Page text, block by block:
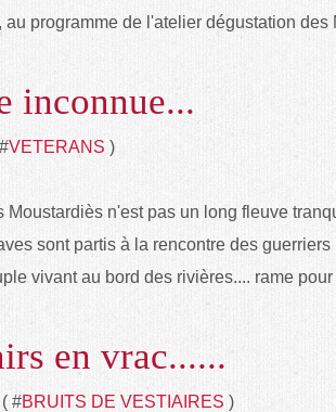
au programme de l'atelier dégustation des
inconnue...
VETERANS )
Moustardiès n'est pas un long fleuve
sont partis à la rencontre des
vivant au bord des rivières.... rame pour
en vrac......
#BRUITS DE VESTIAIRES )